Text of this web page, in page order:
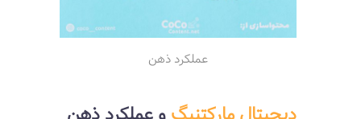
عملکرد ذهن